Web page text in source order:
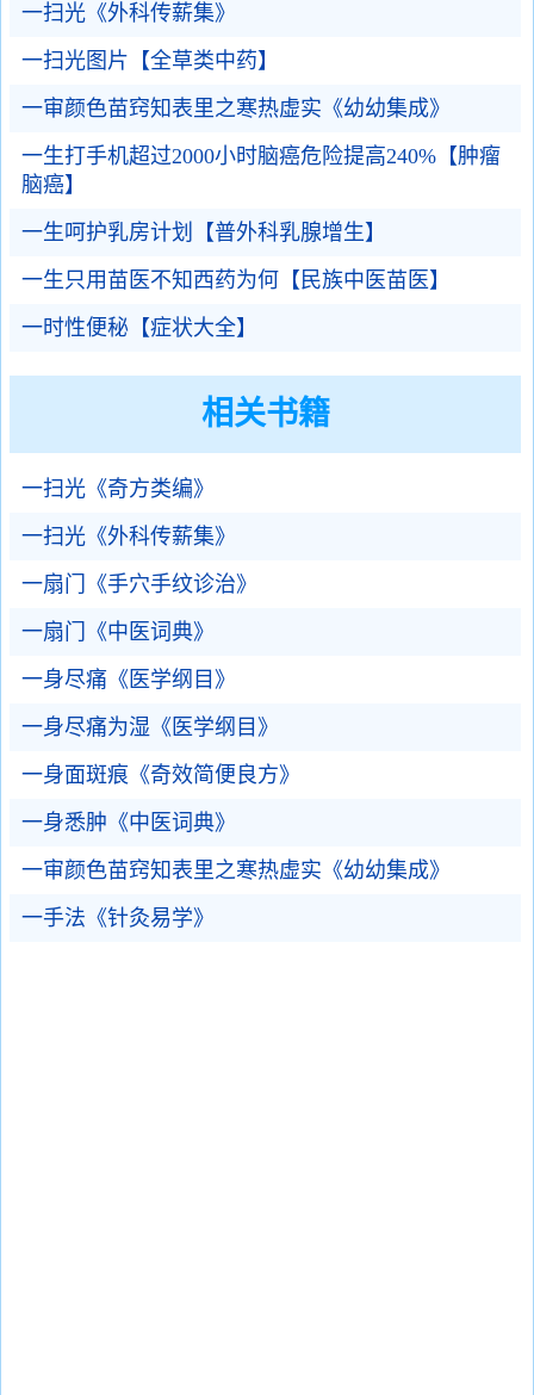
一扫光《外科传薪集》
一扫光图片【全草类中药】
一审颜色苗窍知表里之寒热虚实《幼幼集成》
一生打手机超过2000小时脑癌危险提高240%【肿瘤
脑癌】
一生呵护乳房计划【普外科乳腺增生】
一生只用苗医不知西药为何【民族中医苗医】
一时性便秘【症状大全】
相关书籍
一扫光《奇方类编》
一扫光《外科传薪集》
一扇门《手穴手纹诊治》
一扇门《中医词典》
一身尽痛《医学纲目》
一身尽痛为湿《医学纲目》
一身面斑痕《奇效简便良方》
一身悉肿《中医词典》
一审颜色苗窍知表里之寒热虚实《幼幼集成》
一手法《针灸易学》